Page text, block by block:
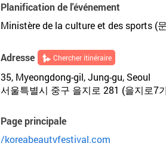
Planification de l'événement
Ministère de la culture et des sports (
Adresse Chercher itinéraire
35, Myeongdong-gil, Jung-gu, Seoul
서울특별시 중구 을지로 281 (을지로7
Page principale
/koreabeautyfestival.com